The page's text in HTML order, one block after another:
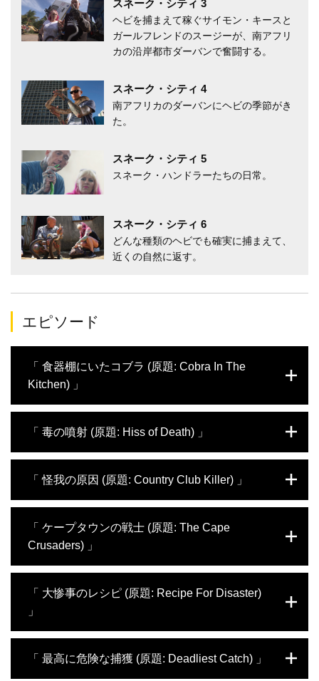
スネーク・シティ 3
ヘビを捕まえて稼ぐサイモン・キースと
ガールフレンドのスージーが、南アフリ
カの沿岸都市ダーバンで奮闘する。
スネーク・シティ 4
南アフリカのダーバンにヘビの季節がき
た。
スネーク・シティ 5
スネーク・ハンドラーたちの日常。
スネーク・シティ 6
どんな種類のヘビでも確実に捕まえて、
近くの自然に返す。
エピソード
「 食器棚にいたコブラ (原題: Cobra In The
Kitchen) 」
う連絡を受ける。到着すると、植木鉢や塗料缶でいっぱいの暗い
建物に案内された。戸棚の後ろに、アフリカで最も恐れられてい
時、次の依頼の電話が鳴った。キッチンの改装中に茶色のヘビが
出たという。サイモンの宿敵、ドクハキコブラだろう。ところ
「 毒の噴射 (原題: Hiss of Death) 」
依頼を受けて駆けつけたが、探してみるとドクハキコブラが見つ
かり、捕獲しようと格闘している最中にスージーが毒を吐かれて
ージーには大問題だった。その他、倉庫として使っているトレー
ラーに棲みついたブラックマンバ、キッチンの収納棚の下に巣を
「 怪我の原因 (原題: Country Club Killer) 」
急行すると水の入っていないプールの隅にブラックマンバがい
た。捕まえて全身を調べたところ、傷が見つかる。直前の依頼で
隣家との境界付近に現れた外来種のボア・コンストリクター、山
積みのレンガの中に入り込んだシンリンコブラを捕獲する。
「 ケープタウンの戦士 (原題: The Cape
Crusaders) 」
ら逃げ出したヘビが人家に入り、地元のスネークハンターたちが
大わらわだった。そこでダーバンを拠点とするサイモンたちが駆
ラといえばケープコブラだ。他に、草木の生い茂る庭に潜んだモ
「 大惨事のレシピ (原題: Recipe For Disaster)
」
捕獲してほしいという要請に応える。住人の冷静な様子と黒っぽ
い茶色のヘビという証言から、無害なチャイロイエヘビだと踏ん
「 最高に危険な捕獲 (原題: Deadliest Catch) 」